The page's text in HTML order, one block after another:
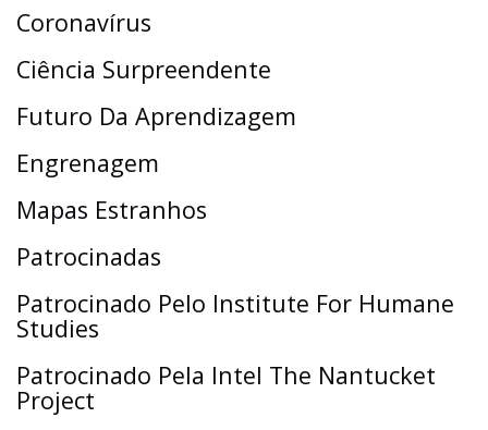
Coronavírus
Ciência Surpreendente
Futuro Da Aprendizagem
Engrenagem
Mapas Estranhos
Patrocinadas
Patrocinado Pelo Institute For Humane
Studies
Patrocinado Pela Intel The Nantucket
Project